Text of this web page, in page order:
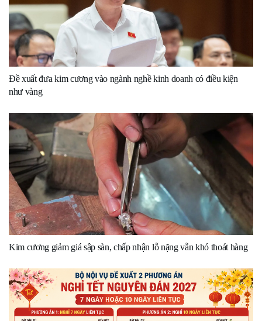
Đề xuất đưa kim cương vào ngành nghề kinh doanh có điều kiện
như vàng
Kim cương giảm giá sập sàn, chấp nhận lỗ nặng vẫn khó thoát hàng